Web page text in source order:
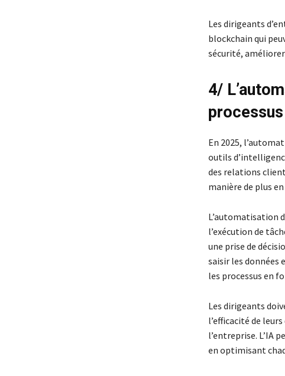
Les dirigeants
blockchain qui
sécurité,
4/
En 2025,
outils
des relations
manière de plus
L’automatisation
l’exécution de
une prise de
saisir les
les processus en
Les dirigeants
l’efficacité de
l’entreprise. L’IA
en optimisant